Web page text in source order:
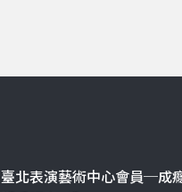
臺北表演藝術中心會員─成